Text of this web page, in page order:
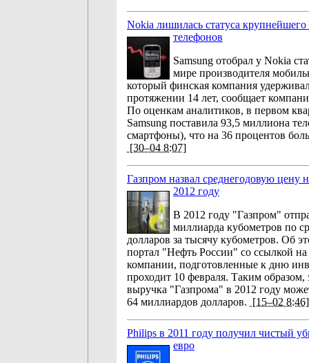
Nokia лишилась статуса крупнейшего
телефонов
Samsung отобрал у Nokia
мире производителя
который финская компания
протяжении 14 лет, сообщает
По оценкам аналитиков, в первом
Samsung поставила 93,5 миллиона
смартфоны), что на 36 процентов
[30–04 8:07]
Газпром назвал среднегодовую цену
2012 году
В 2012 году "Газпром"
миллиарда кубометров по
долларов за тысячу кубометров. Об
портал "Нефть России" со ссылкой
компании, подготовленные к дню
проходит 10 февраля. Таким образом,
выручка "Газпрома" в 2012 году
64 миллиардов долларов. [15–02 8:46]
Philips в 2011 году получил чистый
евро